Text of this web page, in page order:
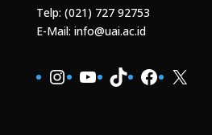
Telp: (021) 727 92753
E-Mail: info@uai.ac.id
Instagram
YouTube
TikTokFacebook
X